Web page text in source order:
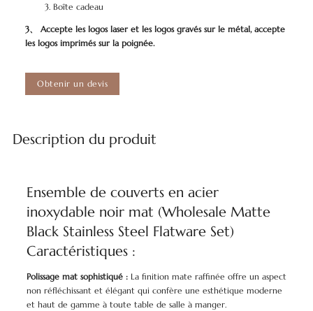
Boîte cadeau
3、
Accepte les logos laser et les logos gravés sur le métal, accepte
les logos imprimés sur la poignée.
Obtenir un devis
Description du produit
Ensemble de couverts en acier
inoxydable noir mat (Wholesale Matte
Black Stainless Steel Flatware Set)
Caractéristiques :
Polissage mat sophistiqué :La finition mate raffinée offre un aspect
non réfléchissant et élégant qui confère une esthétique moderne
et haut de gamme à toute table de salle à manger.